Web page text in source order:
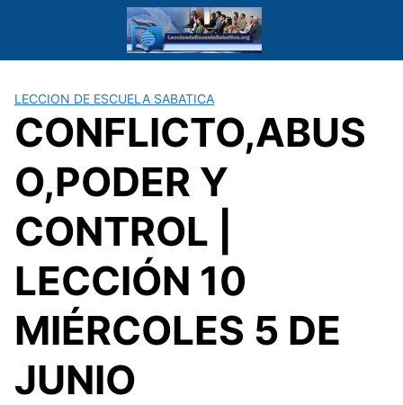
LECCION DE ESCUELA SABATICA
CONFLICTO,ABUS
O,PODER Y
CONTROL |
LECCIÓN 10
MIÉRCOLES 5 DE
JUNIO